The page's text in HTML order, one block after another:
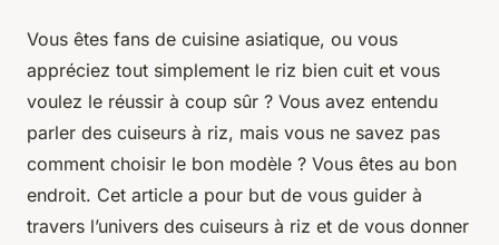
Vous êtes fans de cuisine asiatique, ou vous
appréciez tout simplement le riz bien cuit et vous
voulez le réussir à coup sûr ? Vous avez entendu
parler des cuiseurs à riz, mais vous ne savez pas
comment choisir le bon modèle ? Vous êtes au bon
endroit. Cet article a pour but de vous guider à
travers l’univers des cuiseurs à riz et de vous donner